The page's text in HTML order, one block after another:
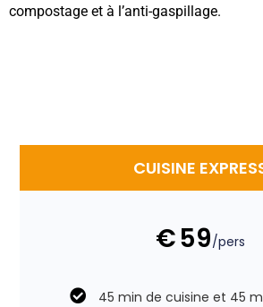
compostage et à l’anti-gaspillage.
CUISINE
€59/pers
45 min de cuisine et 45